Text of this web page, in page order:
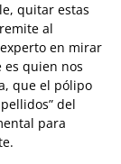
quitar estas
al
en mirar
es quien nos
que el pólipo
del
para